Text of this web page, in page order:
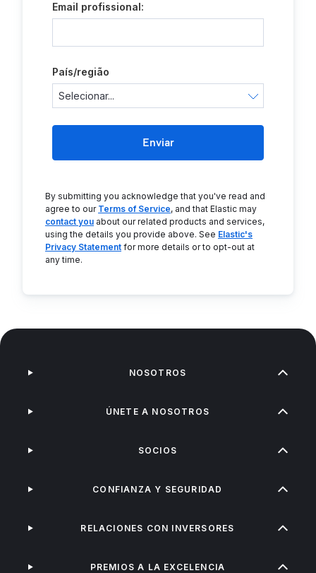
Email profissional:
País/região
Enviar
By submitting you acknowledge that you've read and
agree to our Terms of Service, and that Elastic may
contact you about our related products and services,
using the details you provide above. See Elastic's
Privacy Statement for more details or to opt-out at
any time.
NOSOTROS
ÚNETE A NOSOTROS
SOCIOS
CONFIANZA Y SEGURIDAD
RELACIONES CON INVERSORES
PREMIOS A LA EXCELENCIA